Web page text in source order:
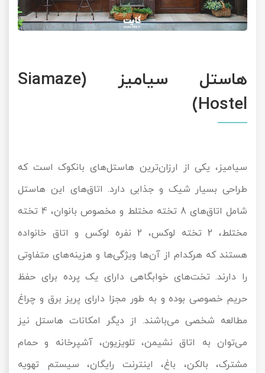
هاستل سیامیز (Siamaze
Hostel)
سیامیز، یکی از ارزان‌ترین هاستل‌های بانکوک است که
طراحی بسیار شیک و جذابی دارد. اتاق‌های این هاستل
شامل اتاق‌های 8 تخته مختلط و مخصوص بانوان، 4 تخته
مختلط، 2 تخته لوکس، 2 نفره لوکس و اتاق خانواده
هستند که هرکدام از آن‌ها ویژگی‌ها و هزینه‌های متفاوتی
را دارند. تخت‌های خوابگاهی دارای یک پرده برای حفظ
حریم خصوصی بوده و به طور مجزا دارای پریز برق و چراغ
مطالعه شخصی می‌باشند. از دیگر امکانات هاستل نیز
می‌توان به اتاق نشیمن، تلویزیون، آشپرخانه و حمام
مشترک، بالکن، باغ، اینترنت رایگان، سیستم تهویه